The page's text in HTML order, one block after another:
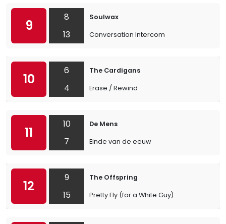
9
8
13
Soulwax
Conversation Intercom
10
6
4
The Cardigans
Erase / Rewind
11
10
7
De Mens
Einde van de eeuw
12
9
15
The Offspring
Pretty Fly (for a White Guy)